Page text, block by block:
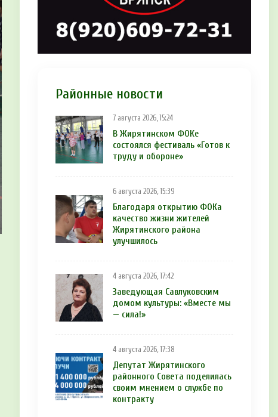
Районные новости
7 августа 2026, 15:24
В Жирятинском ФОКе
состоялся фестиваль «Готов к
труду и обороне»
6 августа 2026, 15:39
Благодаря открытию ФОКа
качество жизни жителей
Жирятинского района
улучшилось
4 августа 2026, 17:42
Заведующая Савлуковским
домом культуры: «Вместе мы
— сила!»
4 августа 2026, 17:38
Депутат Жирятинского
районного Совета поделилась
своим мнением о службе по
контракту